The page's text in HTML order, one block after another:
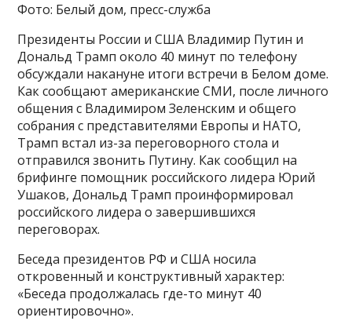
Фото: Белый дом, пресс-служба
Президенты России и США Владимир Путин и
Дональд Трамп около 40 минут по телефону
обсуждали накануне итоги встречи в Белом доме.
Как сообщают американские СМИ, после личного
общения с Владимиром Зеленским и общего
собрания с представителями Европы и НАТО,
Трамп встал из-за переговорного стола и
отправился звонить Путину. Как сообщил на
брифинге помощник российского лидера Юрий
Ушаков, Дональд Трамп проинформировал
российского лидера о завершившихся
переговорах.
Беседа президентов РФ и США носила
откровенный и конструктивный характер:
«Беседа продолжалась где-то минут 40
ориентировочно».